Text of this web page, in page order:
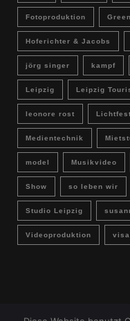
Fotoproduktion
Hoferichter & Jacobs
jörg singer kampf
Leipzig Leipzig
leonore rost Lichtfest
Medientechnik
model Musikvideo
Show so leben wir
Studio Leipzig
Videoproduktion